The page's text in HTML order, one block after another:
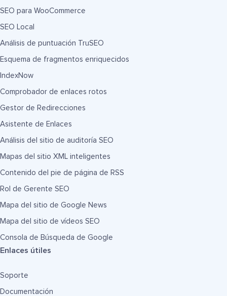
SEO para WooCommerce
SEO Local
Análisis de puntuación TruSEO
Esquema de fragmentos enriquecidos
IndexNow
Comprobador de enlaces rotos
Gestor de Redirecciones
Asistente de Enlaces
Análisis del sitio de auditoría SEO
Mapas del sitio XML inteligentes
Contenido del pie de página de RSS
Rol de Gerente SEO
Mapa del sitio de Google News
Mapa del sitio de vídeos SEO
Consola de Búsqueda de Google
Enlaces útiles
Soporte
Documentación